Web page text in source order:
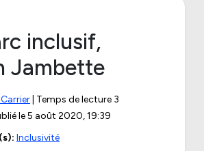
inclusif,
Jambette
| Temps de lecture 3
le5 août 2020, 19:39
Inclusivité